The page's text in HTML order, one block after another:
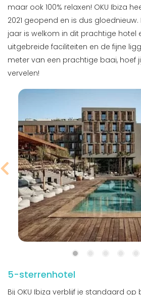
maar ook 100% relaxen! OKU Ibiza
2021 geopend en is dus
jaar is welkom in dit prachtige hotel
uitgebreide faciliteiten en de fijne
meter van een prachtige baai, hoef
vervelen!
5-sterrenhotel
Bij OKU Ibiza verblijf je standaard